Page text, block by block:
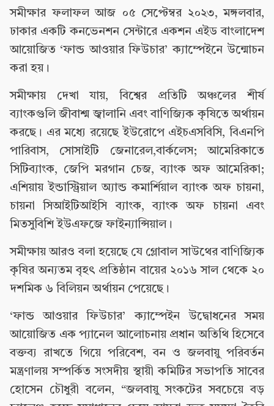
সমীক্ষার ফলাফল আজ ০৫ সেপ্টেম্বর ২০২৩, মঙ্গলবার,
ঢাকার একটি কনভেনশন সেন্টারে একশন এইড বাংলাদেশ
আয়োজিত ‘ফান্ড আওয়ার ফিউচার’ ক্যাম্পেইনে উন্মোচন
করা হয়।
সমীক্ষায় দেখা যায়, বিশ্বের প্রতিটি অঞ্চলের শীর্ষ
ব্যাংকগুলি জীবাশ্ম জ্বালানি এবং বাণিজ্যিক কৃষিতে অর্থায়ন
করছে। এর মধ্যে রয়েছে ইউরোপে এইচএসবিসি, বিএনপি
পারিবাস, সোসাইটি জেনারেল,বার্কলেস; আমেরিকাতে
সিটিব্যাংক, জেপি মরগান চেজ, ব্যাংক অফ আমেরিকা;
এশিয়ায় ইন্ডাস্ট্রিয়াল অ্যান্ড কমার্শিয়াল ব্যাংক অফ চায়না,
চায়না সিআইটিআইসি ব্যাংক, ব্যাংক অফ চায়না এবং
মিতসুবিশি ইউএফজে ফাইন্যান্সিয়াল।
সমীক্ষায় আরও বলা হয়েছে যে গ্লোবাল সাউথের বাণিজ্যিক
কৃষির অন্যতম বৃহৎ প্রতিষ্ঠান বায়ের ২০১৬ সাল থেকে ২০
দশমিক ৬ বিলিয়ন অর্থায়ন পেয়েছে।
‘ফান্ড আওয়ার ফিউচার’ ক্যাম্পেইন উদ্বোধনের সময়
আয়োজিত এক প্যানেল আলোচনায় প্রধান অতিথি হিসেবে
বক্তব্য রাখতে গিয়ে পরিবেশ, বন ও জলবায়ু পরিবর্তন
মন্ত্রণালয় সম্পর্কিত সংসদীয় স্থায়ী কমিটির সভাপতি সাবের
হোসেন চৌধুরী বলেন, “জলবায়ু সংকটের সবচেয়ে বড়